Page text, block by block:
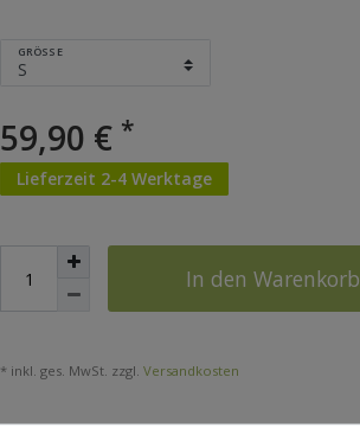
GRÖSSE
59,90 € *
Lieferzeit 2-4 Werktage
In den Warenkorb
* inkl. ges. MwSt. zzgl. Versandkosten